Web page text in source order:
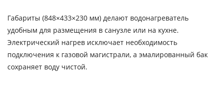
Габариты (848×433×230 мм) делают водонагреватель
удобным для размещения в санузле или на кухне.
Электрический нагрев исключает необходимость
подключения к газовой магистрали, а эмалированный бак
сохраняет воду чистой.